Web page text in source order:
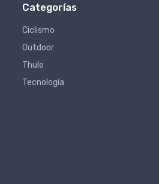
Categorías
Ciclismo
Outdoor
Thule
Tecnología